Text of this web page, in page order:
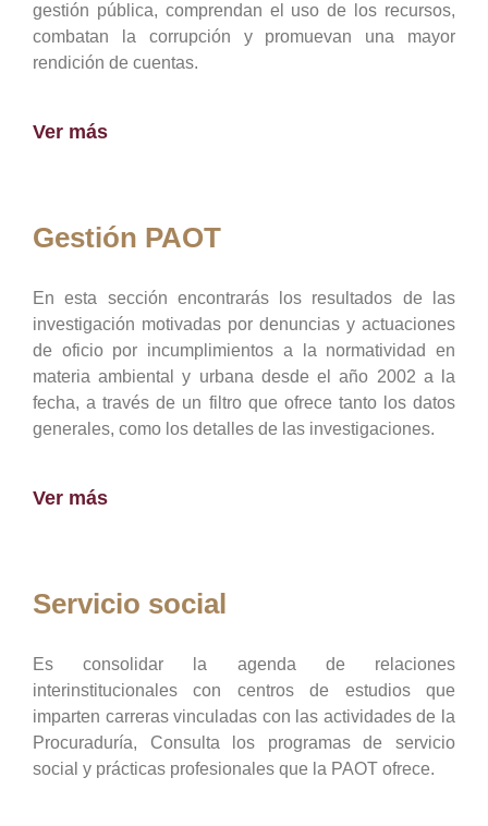
gestión pública, comprendan el uso de los recursos,
combatan la corrupción y promuevan una mayor
rendición de cuentas.
Ver más
Gestión PAOT
En esta sección encontrarás los resultados de las
investigación motivadas por denuncias y actuaciones
de oficio por incumplimientos a la normatividad en
materia ambiental y urbana desde el año 2002 a la
fecha, a través de un filtro que ofrece tanto los datos
generales, como los detalles de las investigaciones.
Ver más
Servicio social
Es consolidar la agenda de relaciones
interinstitucionales con centros de estudios que
imparten carreras vinculadas con las actividades de la
Procuraduría, Consulta los programas de servicio
social y prácticas profesionales que la PAOT ofrece.